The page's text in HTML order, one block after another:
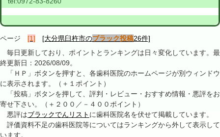
ページ [1] [大分県臼杵市のブラック投稿26件]
毎日更新しており、ポイントとランキングは日々変化しています。最
終更新日：2026/08/09。
「ＨＰ」ボタンを押すと、各歯科医院のホームページが別ウィンドウ
に表示されます。（＋１ポイント）
「投稿」ボタンを押して、評判・レビュー・おすすめ情報・悪評をお
寄せ下さい。（＋２００／－４００ポイント）
悪評はブラックでんリスト に歯科医院名を伏せて掲載しています。
評価資料不足の歯科医院等についてはランキングから外して表示して
います。